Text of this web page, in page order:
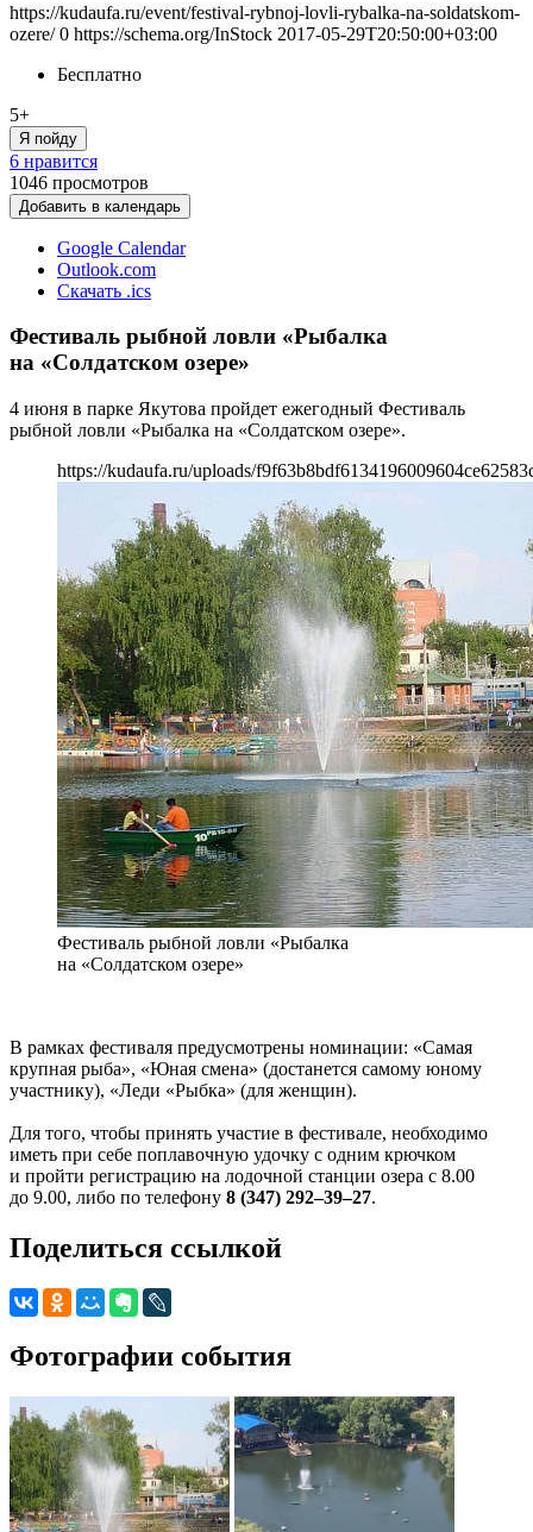
https://kudaufa.ru/event/festival-rybnoj-lovli-rybalka-na-soldatskom-
ozere/ 0 https://schema.org/InStock 2017-05-29T20:50:00+03:00
Бесплатно
5+
Я пойду
6 нравится
1046 просмотров
Добавить в календарь
Google Calendar
Outlook.com
Скачать .ics
Фестиваль рыбной ловли «Рыбалка
на «Солдатском озере»
4 июня в парке Якутова пройдет ежегодный Фестиваль
рыбной ловли «Рыбалка на «Солдатском озере».
https://kudaufa.ru/uploads/
Фестиваль рыбной ловли «Рыбалка
на «Солдатском озере»
В рамках фестиваля предусмотрены номинации: «Самая
крупная рыба», «Юная смена» (достанется самому юному
участнику), «Леди «Рыбка» (для женщин).
Для того, чтобы принять участие в фестивале, необходимо
иметь при себе поплавочную удочку с одним крючком
и пройти регистрацию на лодочной станции озера с 8.00
до 9.00, либо по телефону 8 (347) 292–39–27.
Поделиться ссылкой
Фотографии события